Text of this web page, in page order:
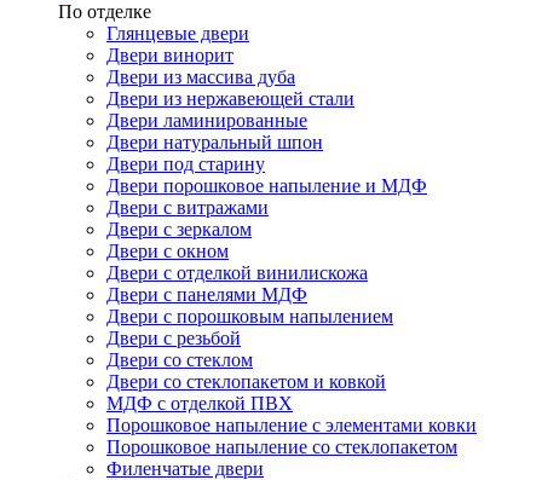
По отделке
Глянцевые двери
Двери винорит
Двери из массива дуба
Двери из нержавеющей стали
Двери ламинированные
Двери натуральный шпон
Двери под старину
Двери порошковое напыление и МДФ
Двери с витражами
Двери с зеркалом
Двери с окном
Двери с отделкой винилискожа
Двери с панелями МДФ
Двери с порошковым напылением
Двери с резьбой
Двери со стеклом
Двери со стеклопакетом и ковкой
МДФ с отделкой ПВХ
Порошковое напыление с элементами ковки
Порошковое напыление со стеклопакетом
Филенчатые двери